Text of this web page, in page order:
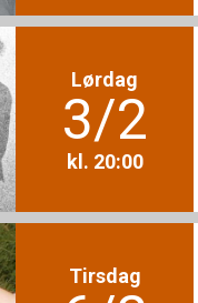
Lørdag
3/2
kl. 20:00
Tirsdag